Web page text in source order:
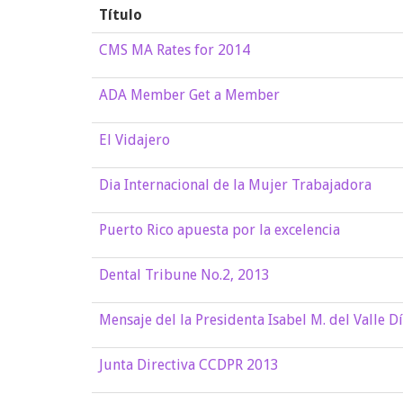
Título
CMS MA Rates for 2014
ADA Member Get a Member
El Vidajero
Dia Internacional de la Mujer Trabajadora
Puerto Rico apuesta por la excelencia
Dental Tribune No.2, 2013
Mensaje del la Presidenta Isabel M. del Valle
Junta Directiva CCDPR 2013